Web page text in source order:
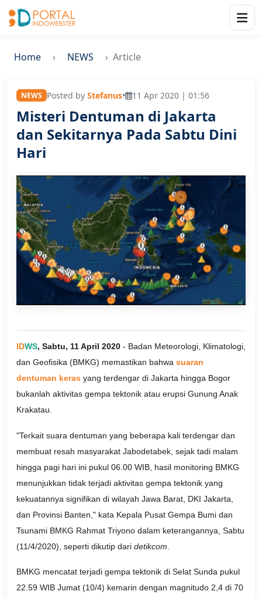
Home NEWS Article
NEWS Posted by Stefanus• 11 Apr 2020 | 01:56
Misteri Dentuman di Jakarta
dan Sekitarnya Pada Sabtu Dini
Hari
IDWS, Sabtu, 11 April 2020 - Badan Meteorologi, Klimatologi,
dan Geofisika (BMKG) memastikan bahwa suaran
dentuman keras yang terdengar di Jakarta hingga Bogor
bukanlah aktivitas gempa tektonik atau erupsi Gunung Anak
Krakatau.
"Terkait suara dentuman yang beberapa kali terdengar dan
membuat resah masyarakat Jabodetabek, sejak tadi malam
hingga pagi hari ini pukul 06.00 WIB, hasil monitoring BMKG
menunjukkan tidak terjadi aktivitas gempa tektonik yang
kekuatannya signifikan di wilayah Jawa Barat, DKI Jakarta,
dan Provinsi Banten," kata Kepala Pusat Gempa Bumi dan
Tsunami BMKG Rahmat Triyono dalam keterangannya, Sabtu
(11/4/2020), seperti dikutip dari detikcom
BMKG mencatat terjadi gempa tektonik di Selat Sunda pukul
22.59 WIB Jumat (10/4) kemarin dengan magnitudo 2,4 di 70